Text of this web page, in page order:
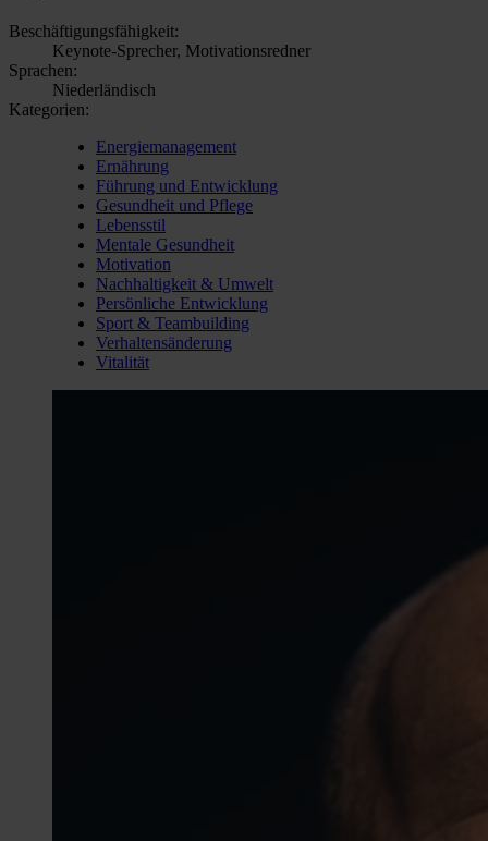
Beschäftigungsfähigkeit:
Keynote-Sprecher, Motivationsredner
Sprachen:
Niederländisch
Kategorien:
Energiemanagement
Ernährung
Führung und Entwicklung
Gesundheit und Pflege
Lebensstil
Mentale Gesundheit
Motivation
Nachhaltigkeit & Umwelt
Persönliche Entwicklung
Sport & Teambuilding
Verhaltensänderung
Vitalität